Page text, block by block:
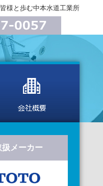
様と歩む中本水道工業所
扱メーカー